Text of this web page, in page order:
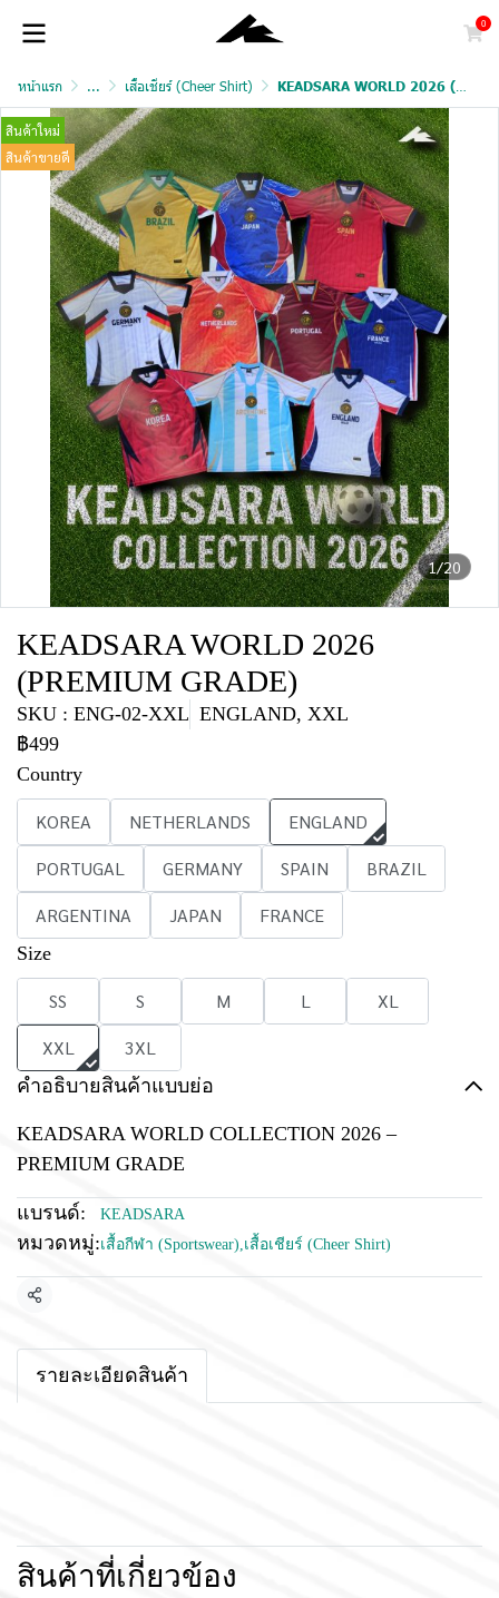
0
หน้าแรก ... เสื้อเชียร์ (Cheer Shirt) KEADSARA WORLD 2026 (PREMIUM GRADE)
1/20
สินค้าใหม่
สินค้าขายดี
KEADSARA WORLD 2026
(PREMIUM GRADE)
SKU : ENG-02-XXL ENGLAND, XXL
฿499
Country
KOREA NETHERLANDS
ENGLAND
PORTUGAL
GERMANY SPAIN
BRAZIL
ARGENTINA
JAPAN FRANCE
Size
SS S M L
XL
XXL
3XL
คำอธิบายสินค้าแบบย่อ
KEADSARA WORLD COLLECTION 2026 –
PREMIUM GRADE
แบรนด์: KEADSARA
หมวดหมู่:เสื้อกีฬา (Sportswear),เสื้อเชียร์ (Cheer Shirt)
แชร์
รายละเอียดสินค้า
สินค้าที่เกี่ยวข้อง